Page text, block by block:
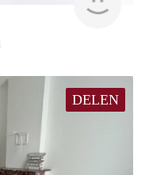
DELEN